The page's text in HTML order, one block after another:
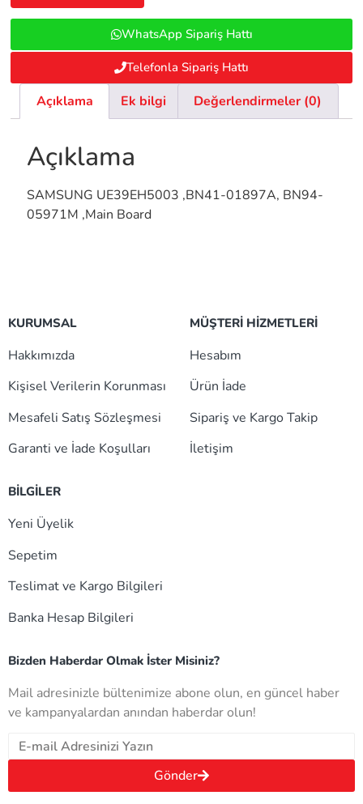
WhatsApp Sipariş Hattı
Telefonla Sipariş Hattı
Açıklama Ek bilgi Değerlendirmeler (0)
Açıklama
SAMSUNG UE39EH5003 ,BN41-01897A, BN94-
05971M ,Main Board
KURUMSAL
Hakkımızda
Kişisel Verilerin Korunması
Mesafeli Satış Sözleşmesi
Garanti ve İade Koşulları
MÜŞTERİ HİZMETLERİ
Hesabım
Ürün İade
Sipariş ve Kargo Takip
İletişim
BİLGİLER
Yeni Üyelik
Sepetim
Teslimat ve Kargo Bilgileri
Banka Hesap Bilgileri
Bizden Haberdar Olmak İster Misiniz?
Mail adresinizle bültenimize abone olun, en güncel haber
ve kampanyalardan anından haberdar olun!
Gönder